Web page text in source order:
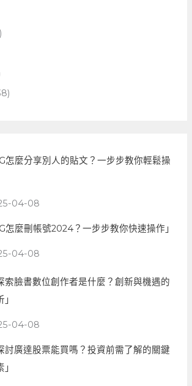
怎麼分享別人的貼文？一步步教你輕鬆操
04-08
怎麼刪帳號2024？一步步教你快速操作」
04-08
索臉書數位創作者是什麼？創新與機遇的
04-08
討廣達股票能買嗎？投資前需了解的關鍵